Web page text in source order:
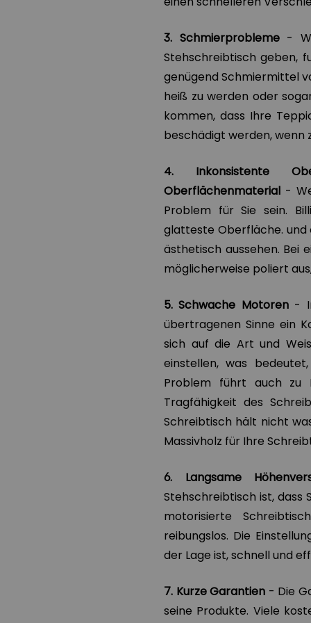
3. Schmierprobleme-
Stehschreibtisch geben,
genügend Schmiermittel
heiß zu werden oder
kommen, dass Ihre
beschädigt werden, wenn
4. Inkonsistente
Oberflächenmaterial -
Problem für Sie sein.
glatteste Oberfläche. und
ästhetisch aussehen. Bei
möglicherweise poliert
5. Schwache Motoren-
übertragenen Sinne ein
sich auf die Art und
einstellen, was
Problem führt auch zu
Tragfähigkeit des
Schreibtisch hält nicht
Massivholz für Ihre
6. Langsame
Stehschreibtisch ist, dass
motorisierte
reibungslos. Die
der Lage ist, schnell und
7. Kurze Garantien - Die
seine Produkte. Viele